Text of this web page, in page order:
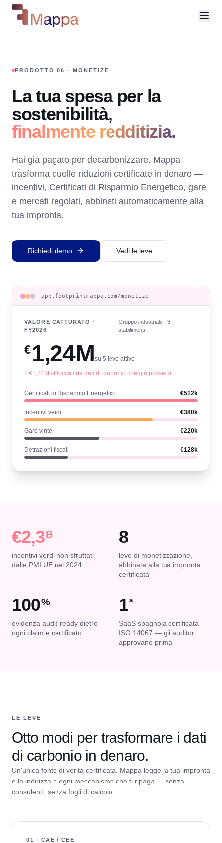
PRODOTTO 06 · MONETIZE
La tua spesa per la
sostenibilità,
finalmente redditizia.
Hai già pagato per decarbonizzare. Mappa
trasforma quelle riduzioni certificate in denaro —
incentivi, Certificati di Risparmio Energetico, gare
e mercati regolati, abbinati automaticamente alla
tua impronta.
Richiedi demo Vedi le leve
app.footprintmappa.com/monetize
VALORE CATTURATO ·
FY2026
Gruppo industriale · 3
stabilimenti
€1,24Msu 5 leve attive
↑ €1,24M sbloccati da dati di carbonio che già possiedi
Certificati di Risparmio Energetico €512k
Incentivi verdi €380k
Gare vinte €220k
Detrazioni fiscali €128k
€2,3B
incentivi verdi non sfruttati
dalle PMI UE nel 2024
8
leve di monetizzazione,
abbinate alla tua impronta
certificata
100%
evidenza audit-ready dietro
ogni claim e certificato
1ª
SaaS spagnola certificata
ISO 14067 — gli auditor
approvano prima
LE LEVE
Otto modi per trasformare i dati
di carbonio in denaro.
Un'unica fonte di verità certificata. Mappa legge la tua impronta
e la indirizza a ogni meccanismo che ti ripaga — senza
consulenti, senza fogli di calcolo.
01 · CAE / CEE